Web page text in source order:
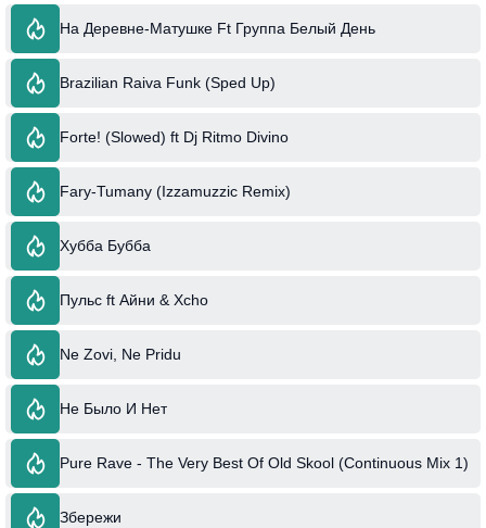
На Деревне-Матушке Ft Группа Белый День
Brazilian Raiva Funk (Sped Up)
Forte! (Slowed) ft Dj Ritmo Divino
Fary-Tumany (Izzamuzzic Remix)
Хубба Бубба
Пульс ft Айни & Xcho
Ne Zovi, Ne Pridu
Не Было И Нет
Pure Rave - The Very Best Of Old Skool (Continuous Mix 1)
Збережи